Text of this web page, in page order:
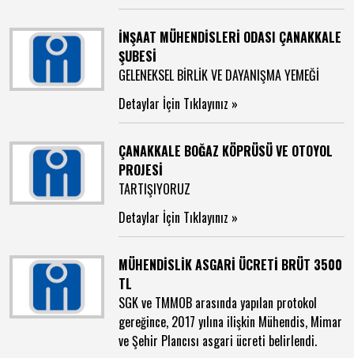
İNŞAAT MÜHENDİSLERİ ODASI ÇANAKKALE
ŞUBESİ
GELENEKSEL BİRLİK VE DAYANIŞMA YEMEĞİ
Detaylar İçin Tıklayınız »
ÇANAKKALE BOĞAZ KÖPRÜSÜ VE OTOYOL
PROJESİ
TARTIŞIYORUZ
Detaylar İçin Tıklayınız »
MÜHENDİSLİK ASGARİ ÜCRETİ BRÜT 3500
TL
SGK ve TMMOB arasında yapılan protokol
gereğince, 2017 yılına ilişkin Mühendis, Mimar
ve Şehir Plancısı asgari ücreti belirlendi.